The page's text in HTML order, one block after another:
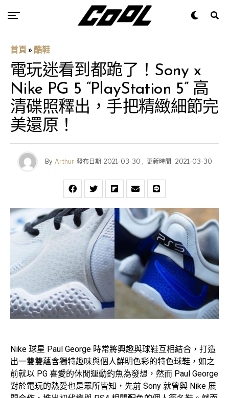
首頁 » 酷鞋
電玩迷看到都跪了！Sony x
Nike PG 5 “PlayStation 5” 高
清碟照釋出，手把精緻細節完
美還原！
By Arthur 發布日期 2021-03-30 , 更新時間 2021-03-30
Nike 球星 Paul George 時常將興趣與球鞋互相結合，打造
出一雙雙蘊含獨特趣味與個人鮮明色彩的特色球鞋，如之
前就以 PG 喜愛的休閒運動釣魚為發想，然而 Paul George
對於電玩的熱愛也是眾所皆知，先前 Sony 就曾與 Nike 展